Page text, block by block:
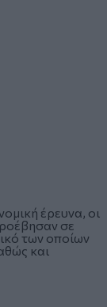
έρευνα, οι
σε
των οποίων
και